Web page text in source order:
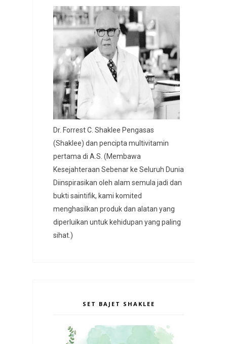
Dr. Forrest C. Shaklee Pengasas
(Shaklee) dan pencipta multivitamin
pertama di A.S. (Membawa
Kesejahteraan Sebenar ke Seluruh Dunia
Diinspirasikan oleh alam semula jadi dan
bukti saintifik, kami komited
menghasilkan produk dan alatan yang
diperluikan untuk kehidupan yang paling
sihat.)
SET BAJET SHAKLEE